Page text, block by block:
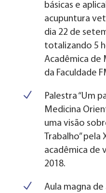
básicas e
acupuntura
dia 22 de
totalizando 5
Acadêmica de
da Faculdade
N
Palestra “Um
Medicina
uma visão
Trabalho” pela
acadêmica de
2018.
N
Aula magna